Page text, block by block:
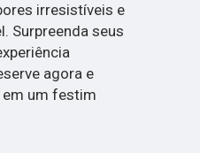
irresistíveis e
Surpreenda seus
agora e
um festim